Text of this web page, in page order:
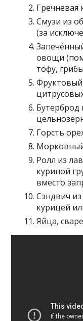
Гречневая
Смузи из
(за
овощи
тофу,
Фруктовый
Бутерброд
Горсть
Ролл из
куриной
вместо
Сэндвич
курицей
Яйца,